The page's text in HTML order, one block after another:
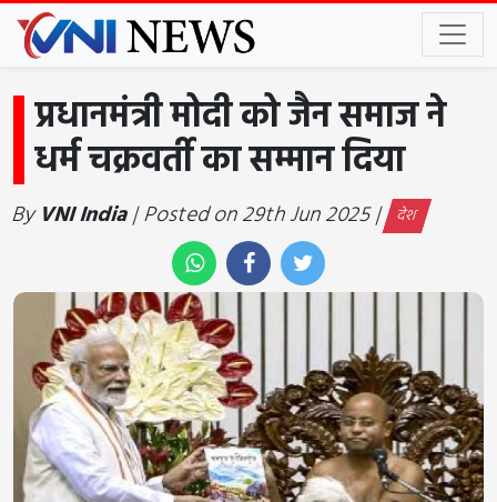
प्रधानमंत्री मोदी को जैन समाज ने
धर्म चक्रवर्ती का सम्मान दिया
ByVNI India| Posted on 29th Jun 2025 | देश